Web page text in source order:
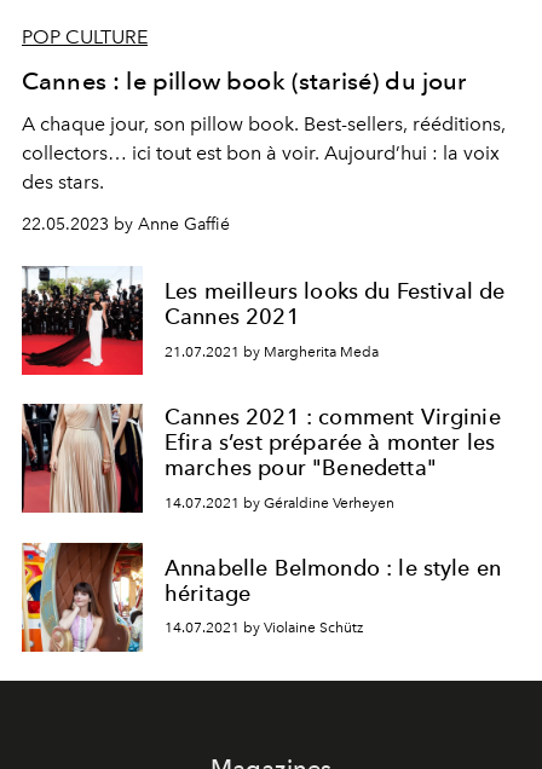
POP CULTURE
Cannes : le pillow book (starisé) du jour
A chaque jour, son pillow book. Best-sellers, rééditions,
collectors… ici tout est bon à voir. Aujourd’hui : la voix
des stars.
22.05.2023 by Anne Gaffié
Les meilleurs looks du Festival de
Cannes 2021
21.07.2021 by Margherita Meda
Cannes 2021 : comment Virginie
Efira s’est préparée à monter les
marches pour "Benedetta"
14.07.2021 by Géraldine Verheyen
Annabelle Belmondo : le style en
héritage
14.07.2021 by Violaine Schütz